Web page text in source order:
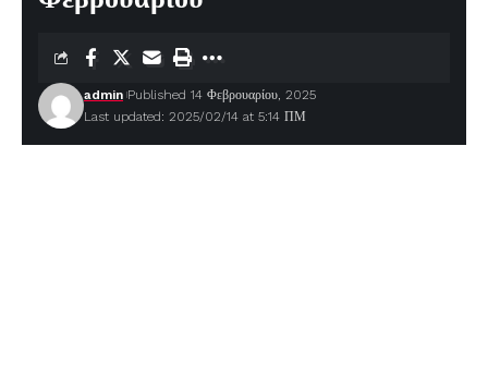
Last updated: 2025/02/14 at 5:14 ΠΜ
admin Published 14 Φεβρουαρίου, 2025